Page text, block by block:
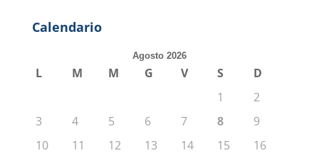
Calendario
Agosto 2026
L M M G V S
D
1
2
3
4 5 6 7 8
9
10
11 12 13 14 15
16